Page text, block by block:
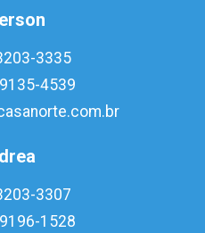
3335
4539
3307
1528